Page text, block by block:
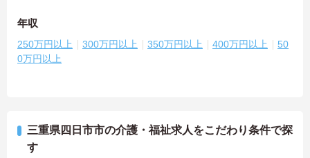
年収
250万円以上 300万円以上 350万円以上 400万円以上
50
0万円以上
三重県四日市市の介護・福祉求人をこだわり条件で探
す